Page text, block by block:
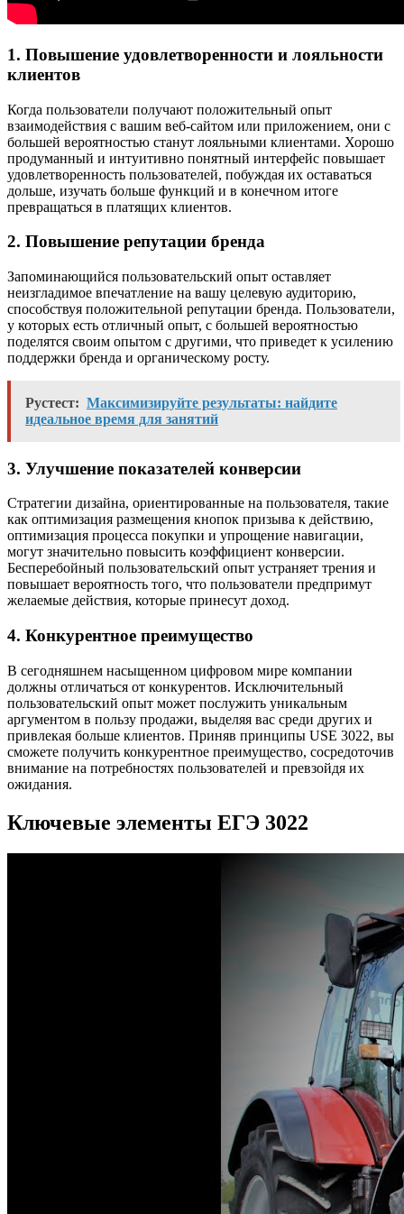
1. Повышение удовлетворенности и лояльности
клиентов
Когда пользователи получают положительный опыт
взаимодействия с вашим веб-сайтом или приложением, они с
большей вероятностью станут лояльными клиентами. Хорошо
продуманный и интуитивно понятный интерфейс повышает
удовлетворенность пользователей, побуждая их оставаться
дольше, изучать больше функций и в конечном итоге
превращаться в платящих клиентов.
2. Повышение репутации бренда
Запоминающийся пользовательский опыт оставляет
неизгладимое впечатление на вашу целевую аудиторию,
способствуя положительной репутации бренда. Пользователи,
у которых есть отличный опыт, с большей вероятностью
поделятся своим опытом с другими, что приведет к усилению
поддержки бренда и органическому росту.
Рустест: Максимизируйте результаты: найдите
идеальное время для занятий
3. Улучшение показателей конверсии
Стратегии дизайна, ориентированные на пользователя, такие
как оптимизация размещения кнопок призыва к действию,
оптимизация процесса покупки и упрощение навигации,
могут значительно повысить коэффициент конверсии.
Бесперебойный пользовательский опыт устраняет трения и
повышает вероятность того, что пользователи предпримут
желаемые действия, которые принесут доход.
4. Конкурентное преимущество
В сегодняшнем насыщенном цифровом мире компании
должны отличаться от конкурентов. Исключительный
пользовательский опыт может послужить уникальным
аргументом в пользу продажи, выделяя вас среди других и
привлекая больше клиентов. Приняв принципы USE 3022, вы
сможете получить конкурентное преимущество, сосредоточив
внимание на потребностях пользователей и превзойдя их
ожидания.
Ключевые элементы ЕГЭ 3022